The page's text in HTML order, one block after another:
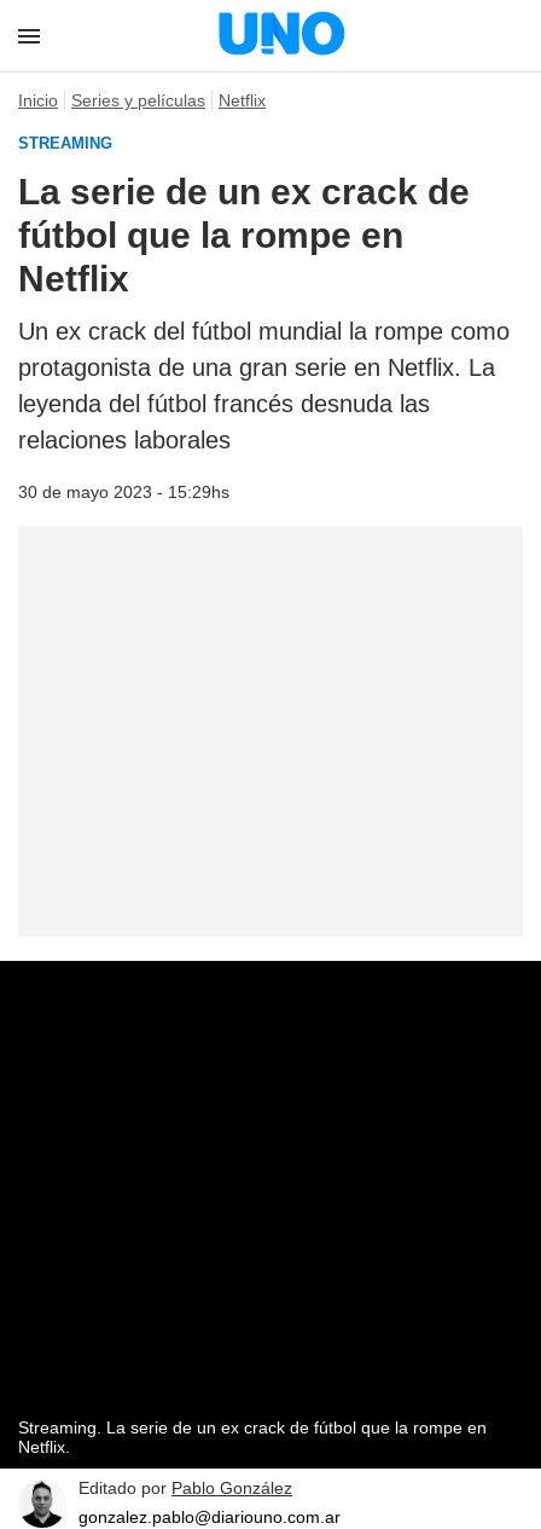
Inicio Series y películas Netflix
STREAMING
La serie de un ex crack de
fútbol que la rompe en
Netflix
Un ex crack del fútbol mundial la rompe como
protagonista de una gran serie en Netflix. La
leyenda del fútbol francés desnuda las
relaciones laborales
30 de mayo 2023 - 15:29hs
Streaming. La serie de un ex crack de fútbol que la rompe en
Netflix.
Editado por Pablo González
gonzalez.pablo@diariouno.com.ar